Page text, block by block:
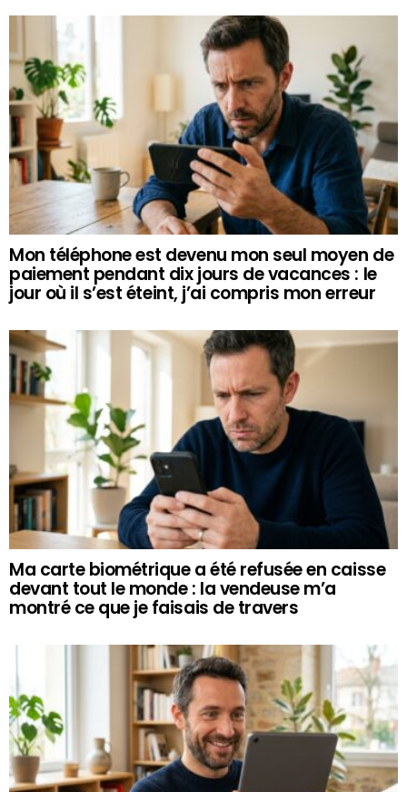
Mon téléphone est devenu mon seul moyen de
paiement pendant dix jours de vacances : le
jour où il s’est éteint, j’ai compris mon erreur
Ma carte biométrique a été refusée en caisse
devant tout le monde : la vendeuse m’a
montré ce que je faisais de travers